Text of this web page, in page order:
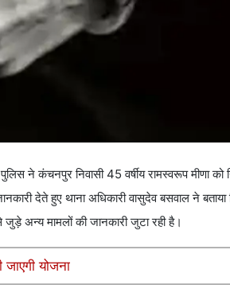
ने कंचनपुर निवासी 45 वर्षीय रामस्वरूप मीणा को
देते हुए थाना अधिकारी वासुदेव बसवाल ने
अन्य मामलों की जानकारी जुटा रही है।
योजना